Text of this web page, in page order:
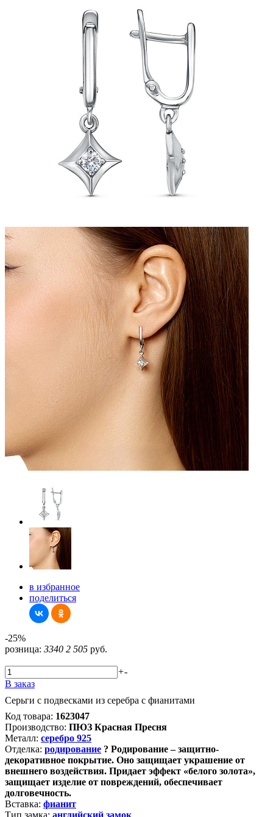
в избранное
поделиться
-25%
розница: 3340 2 505 руб.
+-
В заказ
Серьги с подвесками из серебра с фианитами
Код товара: 1623047
Производство: ПЮЗ Красная Пресня
Металл: серебро 925
Отделка: родирование ? Родирование – защитно-
декоративное покрытие. Оно защищает украшение от
внешнего воздействия. Придает эффект «белого золота»,
защищает изделие от повреждений, обеспечивает
долговечность.
Вставка: фианит
Тип замка: английский замок